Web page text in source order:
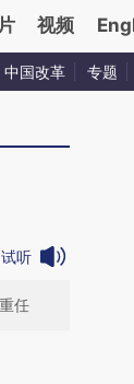
视频
中国改革 专题
试听
任